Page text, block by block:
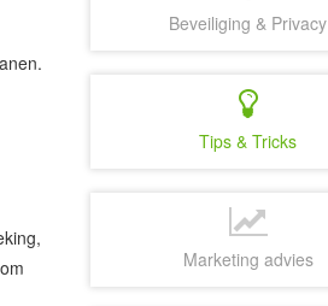
Beveiliging & Privacy
Tips & Tricks
Marketing advies